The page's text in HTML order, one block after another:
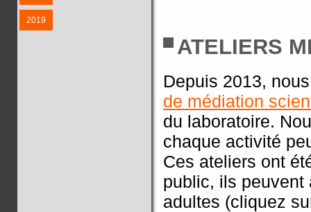
2019
ATELIERS
Depuis 2013,
de médiation
du laboratoire.
chaque activité
Ces ateliers ont
public, ils peuvent
adultes (cliquez